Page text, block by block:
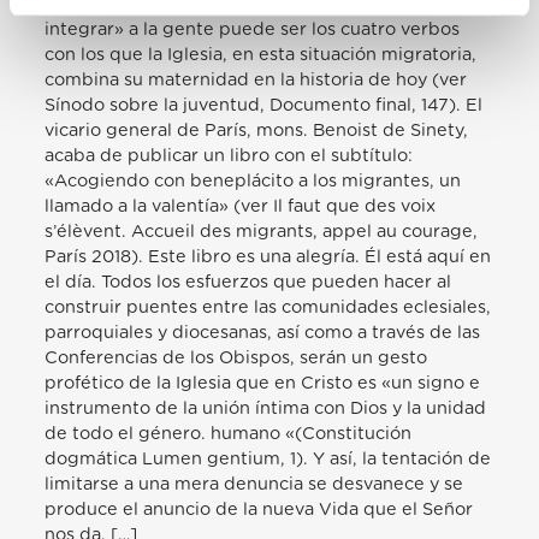
integrar» a la gente puede ser los cuatro verbos
con los que la Iglesia, en esta situación migratoria,
combina su maternidad en la historia de hoy (ver
Sínodo sobre la juventud, Documento final, 147). El
vicario general de París, mons. Benoist de Sinety,
acaba de publicar un libro con el subtítulo:
«Acogiendo con beneplácito a los migrantes, un
llamado a la valentía» (ver Il faut que des voix
s’élèvent. Accueil des migrants, appel au courage,
París 2018). Este libro es una alegría. Él está aquí en
el día. Todos los esfuerzos que pueden hacer al
construir puentes entre las comunidades eclesiales,
parroquiales y diocesanas, así como a través de las
Conferencias de los Obispos, serán un gesto
profético de la Iglesia que en Cristo es «un signo e
instrumento de la unión íntima con Dios y la unidad
de todo el género. humano «(Constitución
dogmática Lumen gentium, 1). Y así, la tentación de
limitarse a una mera denuncia se desvanece y se
produce el anuncio de la nueva Vida que el Señor
nos da. […]